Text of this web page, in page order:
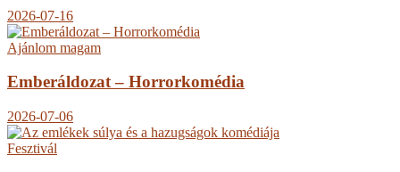
2026-07-16
Ajánlom magam
Emberáldozat – Horrorkomédia
2026-07-06
Fesztivál